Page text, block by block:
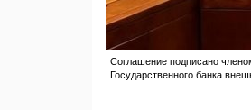
Соглашение подписано
Государственного банка